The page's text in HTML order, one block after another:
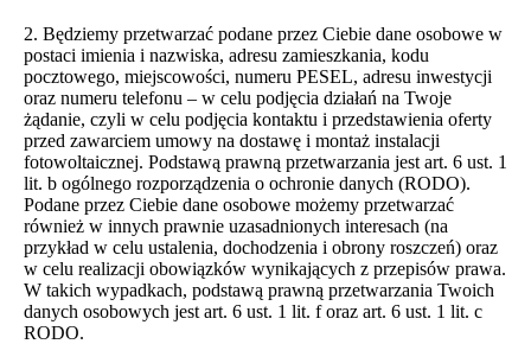
2. Będziemy przetwarzać podane przez Ciebie dane osobowe w
postaci imienia i nazwiska, adresu zamieszkania, kodu
pocztowego, miejscowości, numeru PESEL, adresu inwestycji
oraz numeru telefonu – w celu podjęcia działań na Twoje
żądanie, czyli w celu podjęcia kontaktu i przedstawienia oferty
przed zawarciem umowy na dostawę i montaż instalacji
fotowoltaicznej. Podstawą prawną przetwarzania jest art. 6 ust. 1
lit. b ogólnego rozporządzenia o ochronie danych (RODO).
Podane przez Ciebie dane osobowe możemy przetwarzać
również w innych prawnie uzasadnionych interesach (na
przykład w celu ustalenia, dochodzenia i obrony roszczeń) oraz
w celu realizacji obowiązków wynikających z przepisów prawa.
W takich wypadkach, podstawą prawną przetwarzania Twoich
danych osobowych jest art. 6 ust. 1 lit. f oraz art. 6 ust. 1 lit. c
RODO.